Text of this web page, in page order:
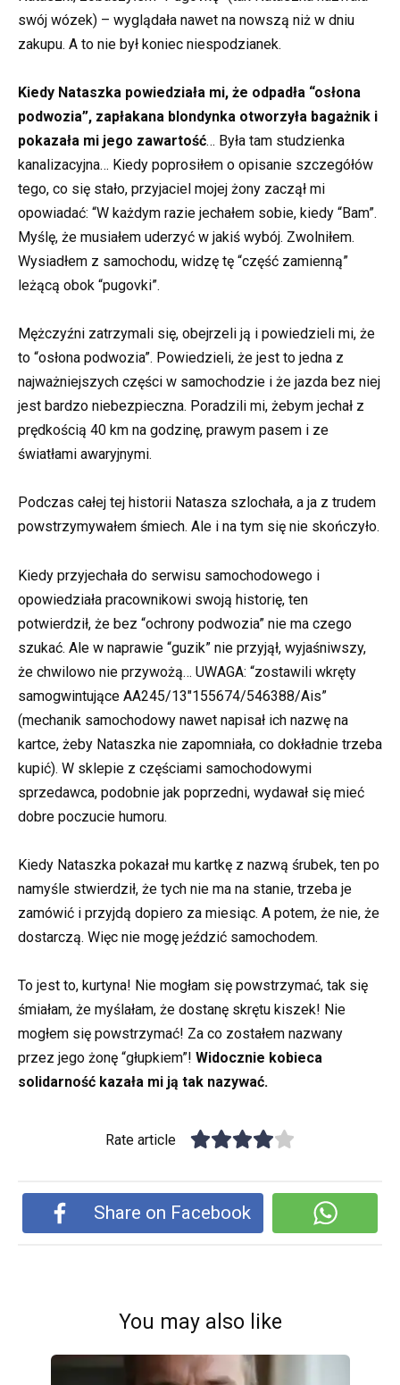
swój wózek) – wyglądała nawet na nowszą niż w dniu
zakupu. A to nie był koniec niespodzianek.
Kiedy Nataszka powiedziała mi, że odpadła “osłona
podwozia”, zapłakana blondynka otworzyła bagażnik i
pokazała mi jego zawartość… Była tam studzienka
kanalizacyjna… Kiedy poprosiłem o opisanie szczegółów
tego, co się stało, przyjaciel mojej żony zaczął mi
opowiadać: “W każdym razie jechałem sobie, kiedy “Bam”.
Myślę, że musiałem uderzyć w jakiś wybój. Zwolniłem.
Wysiadłem z samochodu, widzę tę “część zamienną”
leżącą obok “pugovki”.
Mężczyźni zatrzymali się, obejrzeli ją i powiedzieli mi, że
to “osłona podwozia”. Powiedzieli, że jest to jedna z
najważniejszych części w samochodzie i że jazda bez niej
jest bardzo niebezpieczna. Poradzili mi, żebym jechał z
prędkością 40 km na godzinę, prawym pasem i ze
światłami awaryjnymi.
Podczas całej tej historii Natasza szlochała, a ja z trudem
powstrzymywałem śmiech. Ale i na tym się nie skończyło.
Kiedy przyjechała do serwisu samochodowego i
opowiedziała pracownikowi swoją historię, ten
potwierdził, że bez “ochrony podwozia” nie ma czego
szukać. Ale w naprawie “guzik” nie przyjął, wyjaśniwszy,
że chwilowo nie przywożą… UWAGA: “zostawili wkręty
samogwintujące AA245/13″155674/546388/Ais”
(mechanik samochodowy nawet napisał ich nazwę na
kartce, żeby Nataszka nie zapomniała, co dokładnie trzeba
kupić). W sklepie z częściami samochodowymi
sprzedawca, podobnie jak poprzedni, wydawał się mieć
dobre poczucie humoru.
Kiedy Nataszka pokazał mu kartkę z nazwą śrubek, ten po
namyśle stwierdził, że tych nie ma na stanie, trzeba je
zamówić i przyjdą dopiero za miesiąc. A potem, że nie, że
dostarczą. Więc nie mogę jeździć samochodem.
To jest to, kurtyna! Nie mogłam się powstrzymać, tak się
śmiałam, że myślałam, że dostanę skrętu kiszek! Nie
mogłem się powstrzymać! Za co zostałem nazwany
przez jego żonę “głupkiem”! Widocznie kobieca
solidarność kazała mi ją tak nazywać.
Rate article
Share on Facebook
You may also like